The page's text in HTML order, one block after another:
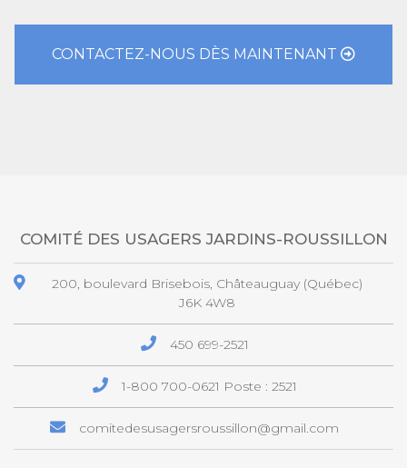
CONTACTEZ-NOUS DÈS MAINTENANT
COMITÉ DES USAGERS JARDINS-ROUSSILLON
200, boulevard Brisebois, Châteauguay (Québec)
J6K 4W8
450 699-2521
1-800 700-0621 Poste : 2521
comitedesusagersroussillon@gmail.com